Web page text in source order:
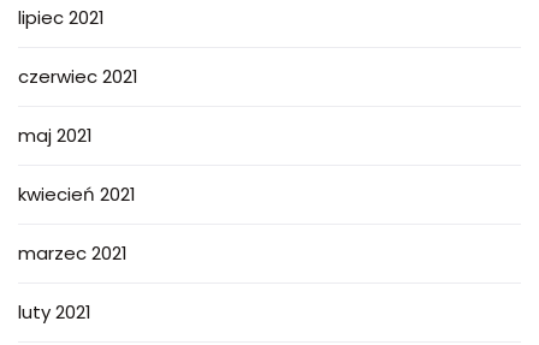
lipiec 2021
czerwiec 2021
maj 2021
kwiecień 2021
marzec 2021
luty 2021